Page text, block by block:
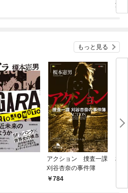
済
もっと見る
アクション 捜査一課
刈谷杏奈の事件簿
784
相